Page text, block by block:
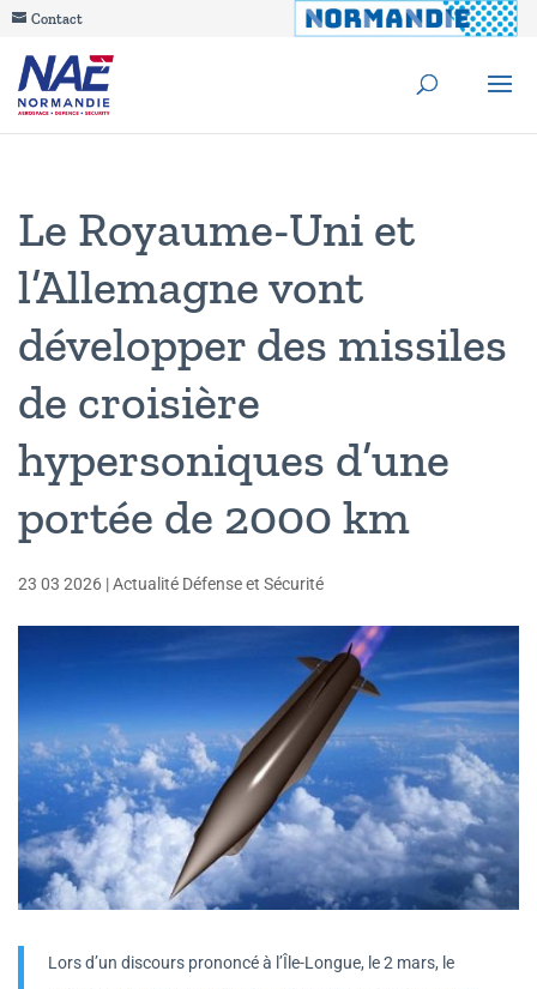
Contact
Le Royaume-Uni et
l’Allemagne vont
développer des missiles
de croisière
hypersoniques d’une
portée de 2000 km
23 03 2026 |Actualité Défense et Sécurité
Lors d’un discours prononcé à l’Île-Longue, le 2 mars, le